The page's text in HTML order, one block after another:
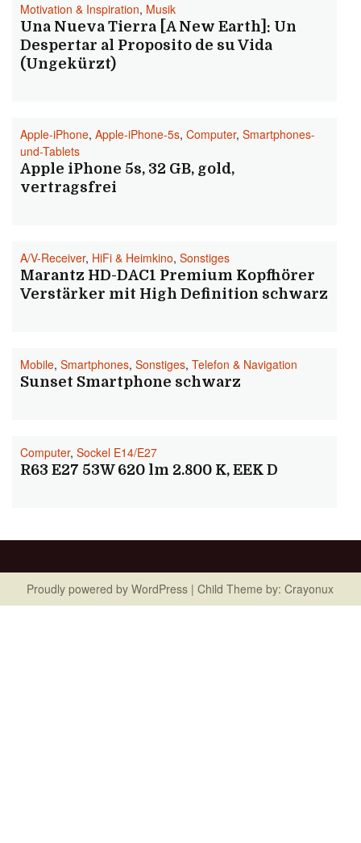
Motivation & Inspiration, Musik
Una Nueva Tierra [A New Earth]: Un
Despertar al Proposito de su Vida
(Ungekürzt)
Apple-iPhone, Apple-iPhone-5s, Computer, Smartphones-
und-Tablets
Apple iPhone 5s, 32 GB, gold,
vertragsfrei
A/V-Receiver, HiFi & Heimkino, Sonstiges
Marantz HD-DAC1 Premium Kopfhörer
Verstärker mit High Definition schwarz
Mobile, Smartphones, Sonstiges, Telefon & Navigation
Sunset Smartphone schwarz
Computer, Sockel E14/E27
R63 E27 53W 620 lm 2.800 K, EEK D
Proudly powered by WordPress | Child Theme by: Crayonux